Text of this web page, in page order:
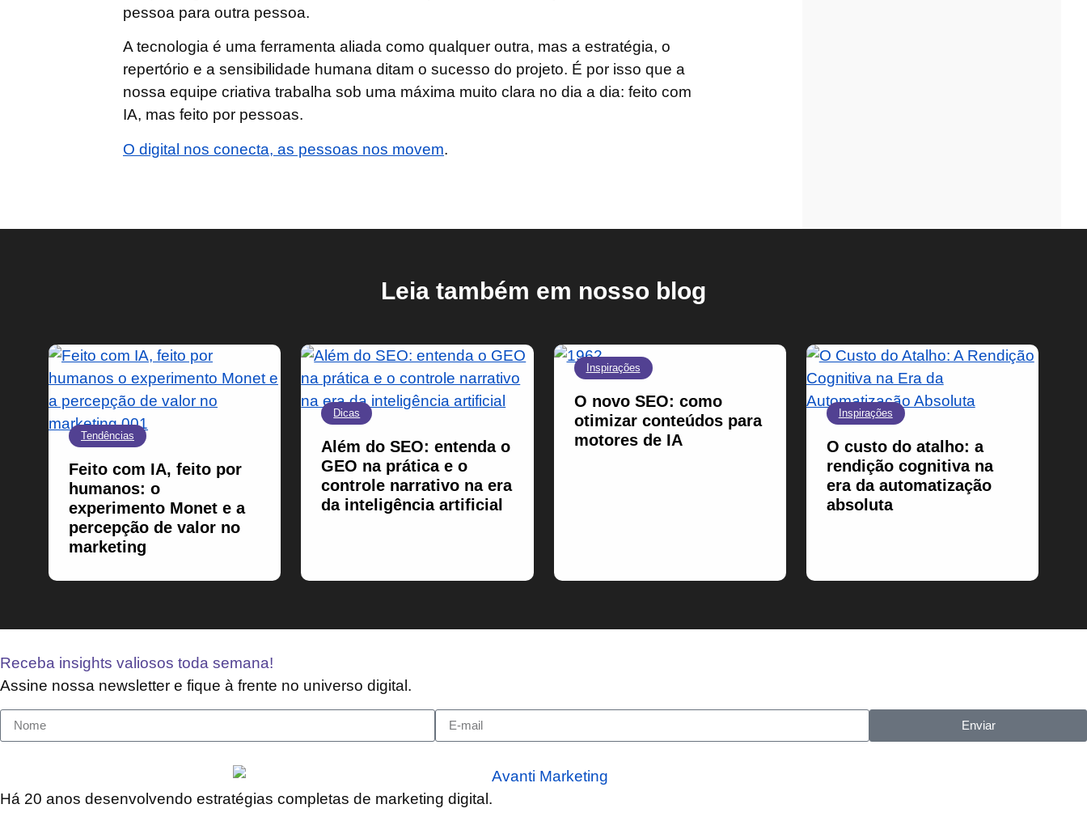
pessoa para outra pessoa.
A tecnologia é uma ferramenta aliada como qualquer outra, mas a estratégia, o
repertório e a sensibilidade humana ditam o sucesso do projeto. É por isso que a
nossa equipe criativa trabalha sob uma máxima muito clara no dia a dia: feito com
IA, mas feito por pessoas.
O digital nos conecta, as pessoas nos movem.
Leia também em nosso blog
Tendências
Feito com IA, feito por
humanos: o
experimento Monet e a
percepção de valor no
marketing
Dicas
Além do SEO: entenda o
GEO na prática e o
controle narrativo na era
da inteligência artificial
Inspirações
O novo SEO: como
otimizar conteúdos para
motores de IA
Inspirações
O custo do atalho: a
rendição cognitiva na
era da automatização
absoluta
Receba insights valiosos toda semana!
Assine nossa newsletter e fique à frente no universo digital.
Enviar
Há 20 anos desenvolvendo estratégias completas de marketing digital.